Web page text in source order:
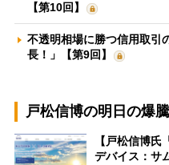
【第10回】
不透明相場に勝つ信用取
長！」【第9回】
戸松信博の明日の爆
【戸松信博
デバイス：サ